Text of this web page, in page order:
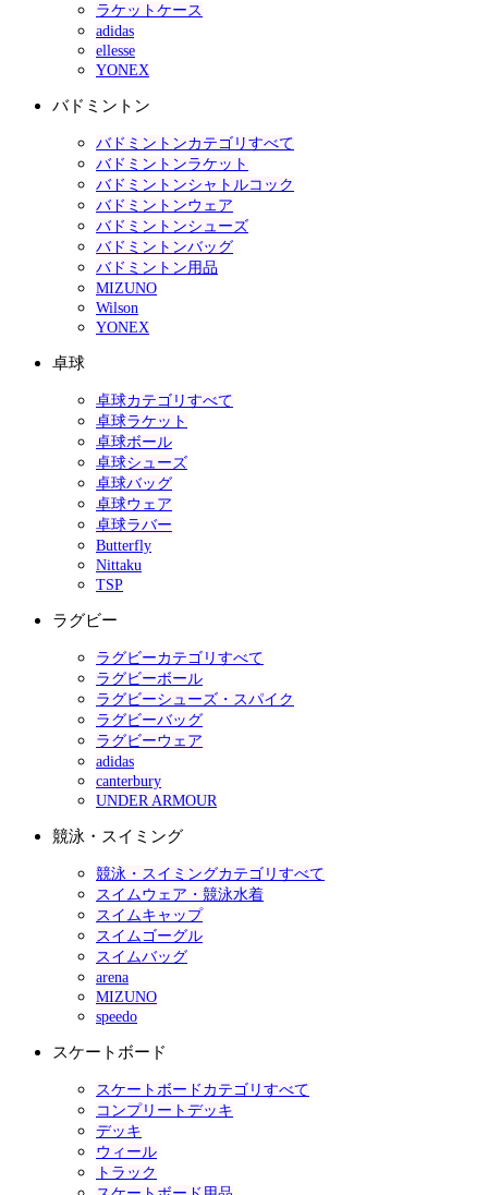
ラケットケース
adidas
ellesse
YONEX
バドミントン
バドミントンカテゴリすべて
バドミントンラケット
バドミントンシャトルコック
バドミントンウェア
バドミントンシューズ
バドミントンバッグ
バドミントン用品
MIZUNO
Wilson
YONEX
卓球
卓球カテゴリすべて
卓球ラケット
卓球ボール
卓球シューズ
卓球バッグ
卓球ウェア
卓球ラバー
Butterfly
Nittaku
TSP
ラグビー
ラグビーカテゴリすべて
ラグビーボール
ラグビーシューズ・スパイク
ラグビーバッグ
ラグビーウェア
adidas
canterbury
UNDER ARMOUR
競泳・スイミング
競泳・スイミングカテゴリすべて
スイムウェア・競泳水着
スイムキャップ
スイムゴーグル
スイムバッグ
arena
MIZUNO
speedo
スケートボード
スケートボードカテゴリすべて
コンプリートデッキ
デッキ
ウィール
トラック